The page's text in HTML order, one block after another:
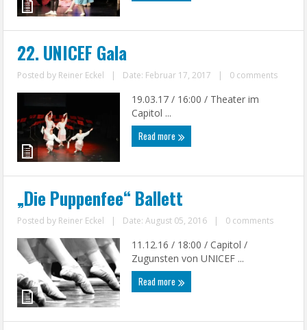
22. UNICEF Gala
Posted by Reiner Eckel | Date: Februar 17, 2017 | 0 comments
19.03.17 / 16:00 / Theater im
Capitol ...
Read more
„Die Puppenfee“ Ballett
Posted by Reiner Eckel | Date: August 05, 2016 | 0 comments
11.12.16 / 18:00 / Capitol /
Zugunsten von UNICEF ...
Read more